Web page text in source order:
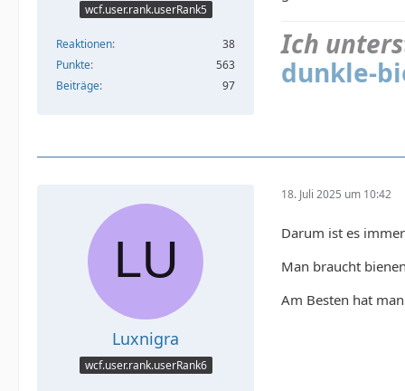
wcf.user.rank.userRank5
Reaktionen
38
Punkte
563
Beiträge
97
Ich
dunkle-
Luxnigra
wcf.user.rank.userRank6
18. Juli 2025 um 10:42
Darum ist es
Man braucht
Am Besten hat